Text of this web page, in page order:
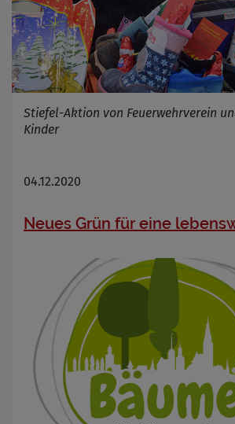
Stiefel-Aktion von Feuerwehrverein
Kinder
04.12.2020
Neues Grün für eine